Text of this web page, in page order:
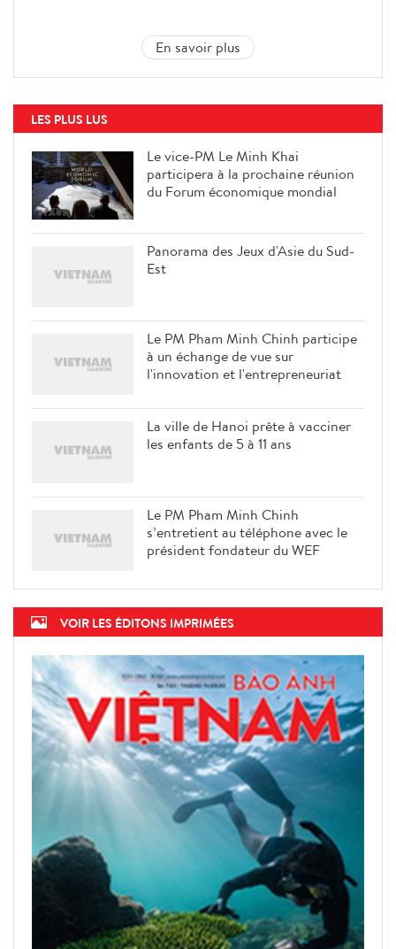
En savoir plus
LES PLUS LUS
Le vice-PM Le Minh Khai
participera à la prochaine réunion
du Forum économique mondial
Panorama des Jeux d'Asie du Sud-
Est
Le PM Pham Minh Chinh participe
à un échange de vue sur
l'innovation et l'entrepreneuriat
La ville de Hanoi prête à vacciner
les enfants de 5 à 11 ans
Le PM Pham Minh Chinh
s’entretient au téléphone avec le
président fondateur du WEF
VOIR LES ÉDITONS IMPRIMÉES